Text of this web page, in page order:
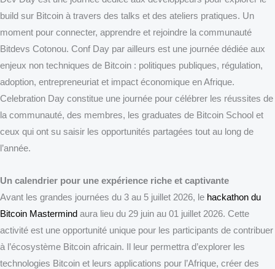
build sur Bitcoin à travers des talks et des ateliers pratiques. Un
moment pour connecter, apprendre et rejoindre la communauté
Bitdevs Cotonou. Conf Day par ailleurs est une journée dédiée aux
enjeux non techniques de Bitcoin : politiques publiques, régulation,
adoption, entrepreneuriat et impact économique en Afrique.
Celebration Day constitue une journée pour célébrer les réussites de
la communauté, des membres, les graduates de Bitcoin School et
ceux qui ont su saisir les opportunités partagées tout au long de
l’année.
Un calendrier pour une expérience riche et captivante
Avant les grandes journées du 3 au 5 juillet 2026, le hackathon du
Bitcoin Mastermind aura lieu du 29 juin au 01 juillet 2026. Cette
activité est une opportunité unique pour les participants de contribuer
à l’écosystème Bitcoin africain. Il leur permettra d’explorer les
technologies Bitcoin et leurs applications pour l’Afrique, créer des